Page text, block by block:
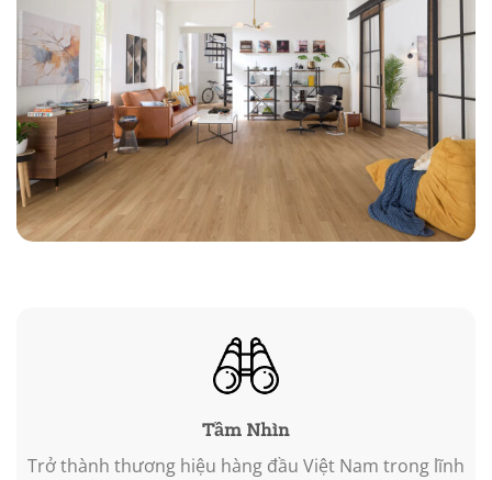
Tầm Nhìn
Trở thành thương hiệu hàng đầu Việt Nam trong lĩnh